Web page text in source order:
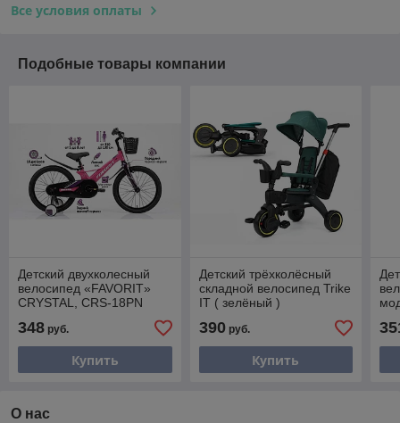
Все условия оплаты
Подобные товары компании
Детский двухколесный
велосипед «FAVORIT»
CRYSTAL, CRS-18PN
348 руб.
Купить
Детский трёхколёсный
складной велосипед Trike
IT ( зелёный )
390руб.
Купить
О нас